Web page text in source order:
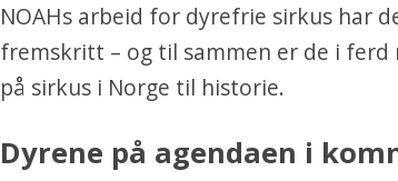
NOAHs arbeid for dyrefrie sirkus har
fremskritt – og til sammen er de i
på sirkus i Norge til historie.
Dyrene på agendaen i